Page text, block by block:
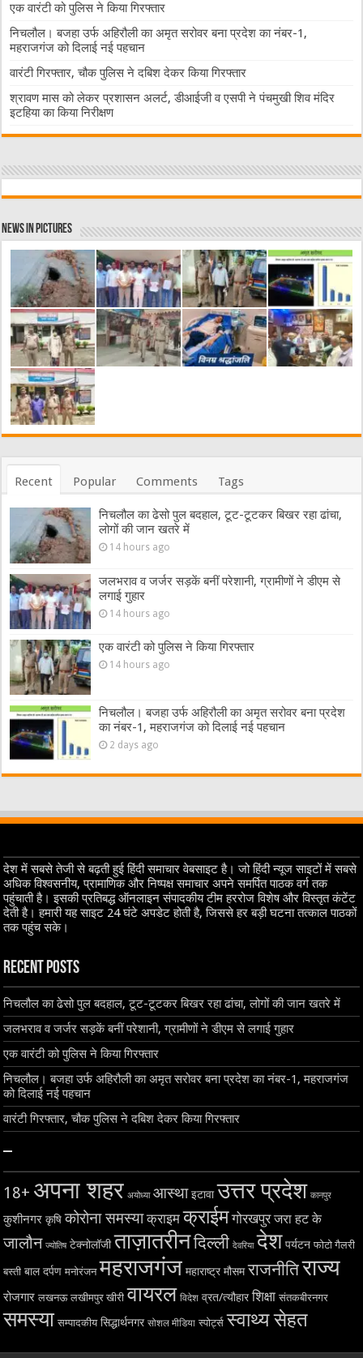
एक वारंटी को पुलिस ने किया गिरफ्तार
निचलौल। बजहा उर्फ अहिरौली का अमृत सरोवर बना प्रदेश का नंबर-1,
महराजगंज को दिलाई नई पहचान
वारंटी गिरफ्तार, चौक पुलिस ने दबिश देकर किया गिरफ्तार
श्रावण मास को लेकर प्रशासन अलर्ट, डीआईजी व एसपी ने पंचमुखी शिव मंदिर
इटहिया का किया निरीक्षण
News in Pictures
Recent Popular Comments Tags
निचलौल का ढेसो पुल बदहाल, टूट-टूटकर बिखर रहा ढांचा,
लोगों की जान खतरे में
14 hours ago
जलभराव व जर्जर सड़कें बनीं परेशानी, ग्रामीणों ने डीएम से
लगाई गुहार
14 hours ago
एक वारंटी को पुलिस ने किया गिरफ्तार
14 hours ago
निचलौल। बजहा उर्फ अहिरौली का अमृत सरोवर बना प्रदेश
का नंबर-1, महराजगंज को दिलाई नई पहचान
2 days ago
देश में सबसे तेजी से बढ़ती हुई हिंदी समाचार वेबसाइट है। जो हिंदी न्यूज साइटों में सबसे
अधिक विश्वसनीय, प्रामाणिक और निष्पक्ष समाचार अपने समर्पित पाठक वर्ग तक
पहुंचाती है। इसकी प्रतिबद्ध ऑनलाइन संपादकीय टीम हररोज विशेष और विस्तृत कंटेंट
देती है। हमारी यह साइट 24 घंटे अपडेट होती है, जिससे हर बड़ी घटना तत्काल पाठकों
तक पहुंच सके।
Recent Posts
निचलौल का ढेसो पुल बदहाल, टूट-टूटकर बिखर रहा ढांचा, लोगों की जान खतरे में
जलभराव व जर्जर सड़कें बनीं परेशानी, ग्रामीणों ने डीएम से लगाई गुहार
एक वारंटी को पुलिस ने किया गिरफ्तार
निचलौल। बजहा उर्फ अहिरौली का अमृत सरोवर बना प्रदेश का नंबर-1, महराजगंज
को दिलाई नई पहचान
वारंटी गिरफ्तार, चौक पुलिस ने दबिश देकर किया गिरफ्तार
–
18+ अपना शहर अयोध्या आस्था इटावा उत्तर प्रदेश कानपुर
कुशीनगर कृषि कोरोना समस्या क्राइम क्राईम गोरखपुर जरा हट के
जालौन ज्योतिष टेक्नोलॉजी ताज़ातरीनदिल्ली देवरिया देश पर्यटन फोटो गैलरी
बस्ती बाल दर्पण मनोरंजन महराजगंज महाराष्ट्र मौसम राजनीतिराज्य
रोजगार लखनऊ लखीमपुर खीरी वायरल विदेश व्रत/त्यौहार शिक्षा संतकबीरनगर
समस्या सम्पादकीय सिद्धार्थनगर सोशल मीडिया स्पोर्ट्स स्वाथ्य सेहत